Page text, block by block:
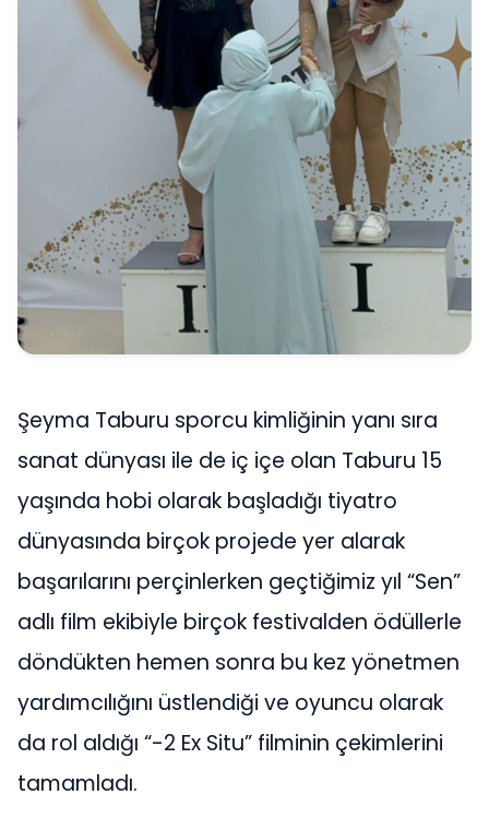
Şeyma Taburu sporcu kimliğinin yanı sıra
sanat dünyası ile de iç içe olan Taburu 15
yaşında hobi olarak başladığı tiyatro
dünyasında birçok projede yer alarak
başarılarını perçinlerken geçtiğimiz yıl “Sen”
adlı film ekibiyle birçok festivalden ödüllerle
döndükten hemen sonra bu kez yönetmen
yardımcılığını üstlendiği ve oyuncu olarak
da rol aldığı “-2 Ex Situ” filminin çekimlerini
tamamladı.